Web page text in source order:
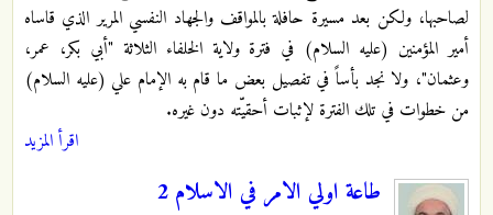
لصاحبها، ولكن بعد مسيرة حافلة بالمواقف والجهاد النفسي المرير الذي قاساه
أمير المؤمنين (عليه السلام) في فترة ولاية الخلفاء الثلاثة "أبي بكر، عمر،
وعثمان"، ولا نجد بأساً في تفصيل بعض ما قام به الإمام علي (عليه السلام)
من خطوات في تلك الفترة لإثبات أحقيّته دون غيره.
اقرأ المزيد
طاعة اولي الامر في الاسلام 2